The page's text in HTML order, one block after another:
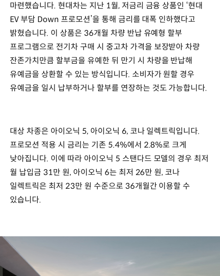
마련했습니다. 현대차는 지난 1월, 저금리 금융 상품인 ‘현대
EV 부담 Down 프로모션’을 통해 금리를 대폭 인하했다고
밝혔습니다. 이 상품은 36개월 차량 반납 유예형 할부
프로그램으로 전기차 구매 시 중고차 가격을 보장받아 차량
잔존가치만큼 할부금을 유예한 뒤 만기 시 차량을 반납해
유예금을 상환할 수 있는 방식입니다. 소비자가 원할 경우
유예금을 일시 납부하거나 할부를 연장하는 것도 가능합니다.
대상 차종은 아이오닉 5, 아이오닉 6, 코나 일렉트릭입니다.
프로모션 적용 시 금리는 기존 5.4%에서 2.8%로 크게
낮아집니다. 이에 따라 아이오닉 5 스탠다드 모델의 경우 최저
월 납입금 31만 원, 아이오닉 6는 최저 26만 원, 코나
일렉트릭은 최저 23만 원 수준으로 36개월간 이용할 수
있습니다.